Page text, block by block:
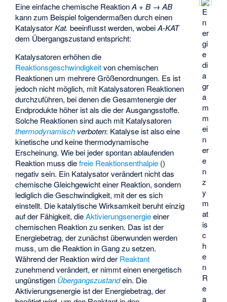
E
n
er
gi
e
di
a
gr
a
m
m
ei
n
er
e
n
z
y
m
at
is
c
h
e
n
R
e
a
Eine einfache chemische ReaktionA + B → AB
kann zum Beispiel folgendermaßen durch einen
KatalysatorKat. beeinflusst werden, wobeiA-KAT
dem Übergangszustand entspricht:
Katalysatoren erhöhen die
Reaktionsgeschwindigkeitvon chemischen
Reaktionen um mehrere Größenordnungen. Es ist
jedoch nicht möglich, mit Katalysatoren Reaktionen
durchzuführen, bei denen die Gesamtenergie der
Endprodukte höher ist als die der Ausgangsstoffe.
Solche Reaktionen sind auch mit Katalysatoren
thermodynamisch verboten: Katalyse ist also eine
kinetische und keine thermodynamische
Erscheinung. Wie bei jeder spontan ablaufenden
Reaktion muss diefreie Reaktionsenthalpie ()
negativ sein. Ein Katalysator verändert nicht das
chemische Gleichgewicht einer Reaktion, sondern
lediglich die Geschwindigkeit, mit der es sich
einstellt. Die katalytische Wirksamkeit beruht einzig
auf der Fähigkeit, dieAktivierungsenergie einer
chemischen Reaktion zu senken. Das ist der
Energiebetrag, der zunächst überwunden werden
muss, um die Reaktion in Gang zu setzen.
Während der Reaktion wird der Reaktant
zunehmend verändert, er nimmt einen energetisch
ungünstigen Übergangszustandein. Die
Aktivierungsenergie ist der Energiebetrag, der